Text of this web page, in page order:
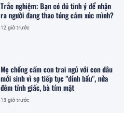
Trắc nghiệm: Bạn có đủ tinh ý để nhận
ra người đang thao túng cảm xúc mình?
12 giờ trước
Mẹ chồng cấm con trai ngủ với con dâu
mới sinh vì sợ tiếp tục "dính bầu", nửa
đêm tỉnh giấc, bà tím mặt
13 giờ trước